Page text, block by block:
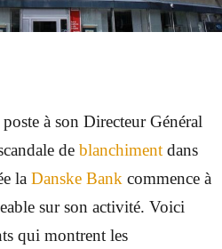
à son Directeur Général
de blanchiment dans
la Danske Bank commence à
sur son activité. Voici
qui montrent les